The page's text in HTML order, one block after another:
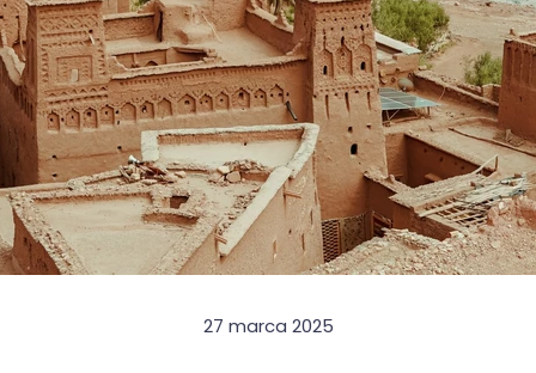
27 marca 2025